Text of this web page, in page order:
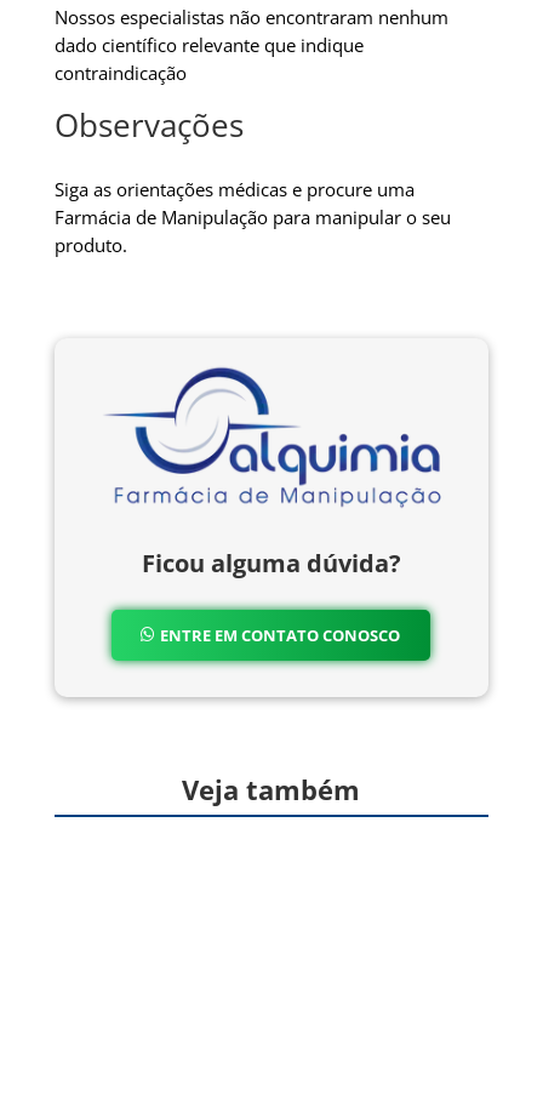
Nossos especialistas não encontraram nenhum
dado científico relevante que indique
contraindicação
Observações
Siga as orientações médicas e procure uma
Farmácia de Manipulação para manipular o seu
produto.
Ficou alguma dúvida?
ENTRE EM CONTATO CONOSCO
Veja também